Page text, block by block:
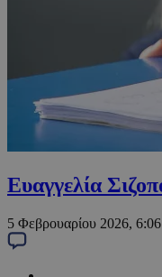
Ευαγγελία
5 Φεβρουαρίου 2026, 6:06